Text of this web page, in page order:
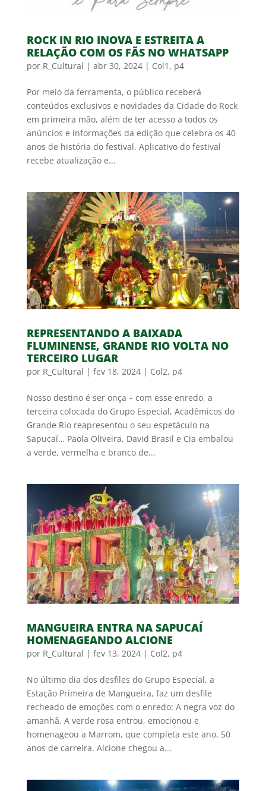
ROCK IN RIO INOVA E ESTREITA A
RELAÇÃO COM OS FÃS NO WHATSAPP
por R_Cultural | abr 30, 2024| Col1 , p4
Por meio da ferramenta, o público receberá
conteúdos exclusivos e novidades da Cidade do Rock
em primeira mão, além de ter acesso a todos os
anúncios e informações da edição que celebra os 40
anos de história do festival. Aplicativo do festival
recebe atualização e...
REPRESENTANDO A BAIXADA
FLUMINENSE, GRANDE RIO VOLTA NO
TERCEIRO LUGAR
por R_Cultural | fev 18, 2024| Col2, p4
Nosso destino é ser onça – com esse enredo, a
terceira colocada do Grupo Especial, Acadêmicos do
Grande Rio reapresentou o seu espetáculo na
Sapucaí… Paola Oliveira, David Brasil e Cia embalou
a verde, vermelha e branco de...
MANGUEIRA ENTRA NA SAPUCAÍ
HOMENAGEANDO ALCIONE
por R_Cultural | fev 13, 2024| Col2, p4
No último dia dos desfiles do Grupo Especial, a
Estação Primeira de Mangueira, faz um desfile
recheado de emoções com o enredo: A negra voz do
amanhã. A verde rosa entrou, emocionou e
homenageou a Marrom, que completa este ano, 50
anos de carreira. Alcione chegou a...